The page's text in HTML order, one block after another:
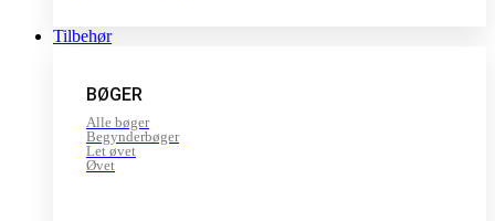
Tilbehør
BØGER
Alle bøger
Begynderbøger
Let øvet
Øvet